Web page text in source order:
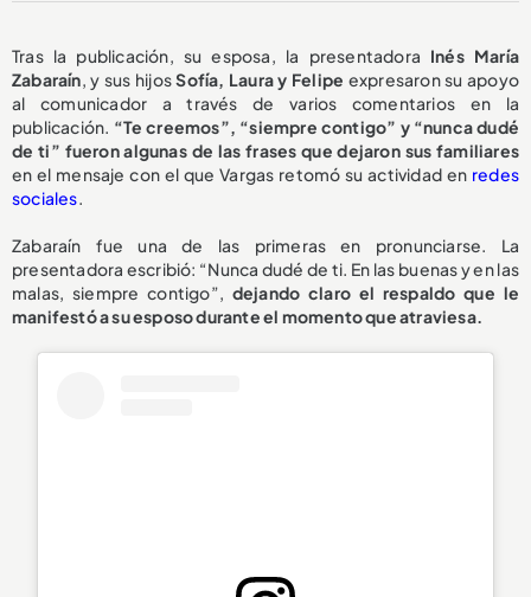
Tras la publicación, su esposa, la presentadora Inés María
Zabaraín, y sus hijosSofía, Laura y Felipe expresaron su apoyo
al comunicador a través de varios comentarios en la
publicación. “Te creemos”, “siempre contigo” y “nunca dudé
de ti” fueron algunas de las frases que dejaron sus familiares
en el mensaje con el que Vargas retomó su actividad en redes
sociales.
Zabaraín fue una de las primeras en pronunciarse. La
presentadora escribió: “Nunca dudé de ti. En las buenas y en las
malas, siempre contigo”, dejando claro el respaldo que le
manifestó a su esposo durante el momento que atraviesa.